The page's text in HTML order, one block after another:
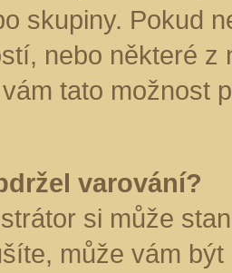
skupiny. Pokud
nebo některé z
tato možnost
varování?
si může
může vám